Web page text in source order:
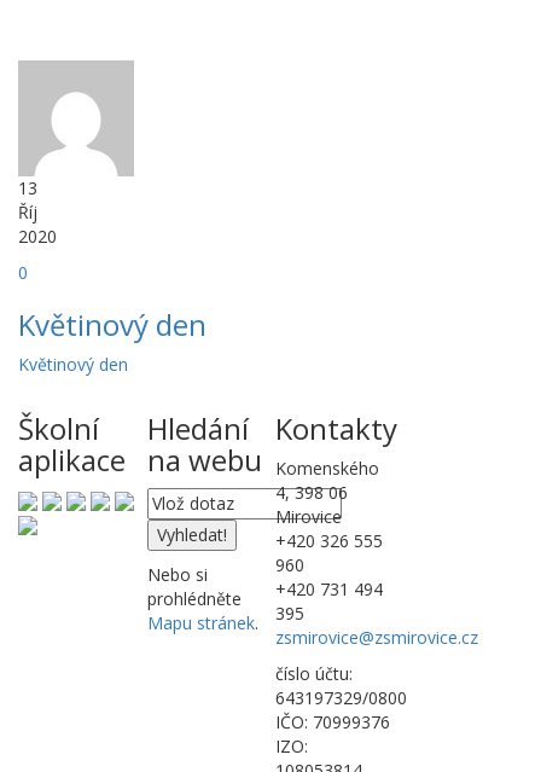
13
Říj
2020
0
Květinový den
Květinový den
Školní
aplikace
Hledání
na webu
Nebo si
prohlédněte
Mapu stránek.
Kontakty
Komenského
4, 398 06
Mirovice
+420 326 555
960
+420 731 494
395
zsmirovice@zsmirovice.cz
číslo účtu:
643197329/0800
IČO: 70999376
IZO: